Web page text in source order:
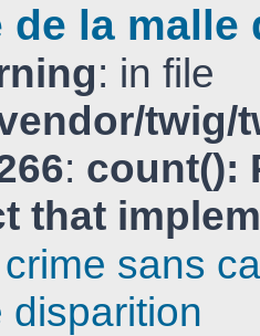
de la malle
: in file
: count():
that
sans
disparition